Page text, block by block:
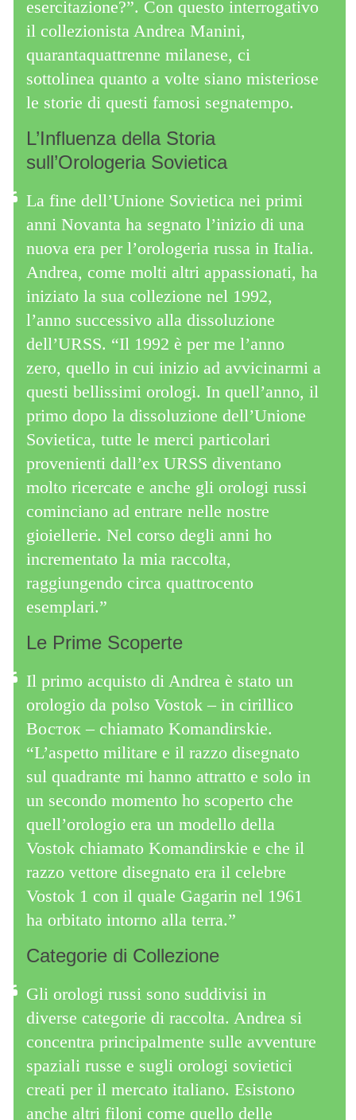
esercitazione?”. Con questo interrogativo
il collezionista Andrea Manini,
quarantaquattrenne milanese, ci
sottolinea quanto a volte siano misteriose
le storie di questi famosi segnatempo.
L’Influenza della Storia
sull’Orologeria Sovietica
La fine dell’Unione Sovietica nei primi
anni Novanta ha segnato l’inizio di una
nuova era per l’orologeria russa in Italia.
Andrea, come molti altri appassionati, ha
iniziato la sua collezione nel 1992,
l’anno successivo alla dissoluzione
dell’URSS. “Il 1992 è per me l’anno
zero, quello in cui inizio ad avvicinarmi a
questi bellissimi orologi. In quell’anno, il
primo dopo la dissoluzione dell’Unione
Sovietica, tutte le merci particolari
provenienti dall’ex URSS diventano
molto ricercate e anche gli orologi russi
cominciano ad entrare nelle nostre
gioiellerie. Nel corso degli anni ho
incrementato la mia raccolta,
raggiungendo circa quattrocento
esemplari.”
Le Prime Scoperte
Il primo acquisto di Andrea è stato un
orologio da polso Vostok – in cirillico
Восток – chiamato Komandirskie.
“L’aspetto militare e il razzo disegnato
sul quadrante mi hanno attratto e solo in
un secondo momento ho scoperto che
quell’orologio era un modello della
Vostok chiamato Komandirskie e che il
razzo vettore disegnato era il celebre
Vostok 1 con il quale Gagarin nel 1961
ha orbitato intorno alla terra.”
Categorie di Collezione
Gli orologi russi sono suddivisi in
diverse categorie di raccolta. Andrea si
concentra principalmente sulle avventure
spaziali russe e sugli orologi sovietici
creati per il mercato italiano. Esistono
anche altri filoni come quello delle